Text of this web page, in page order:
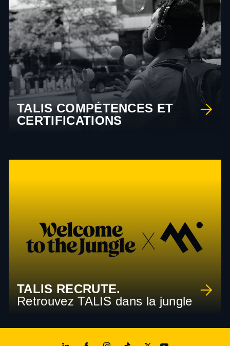
TALIS COMPÉTENCES ET
CERTIFICATIONS
TALIS RECRUTE.
Retrouvez TALIS dans la jungle